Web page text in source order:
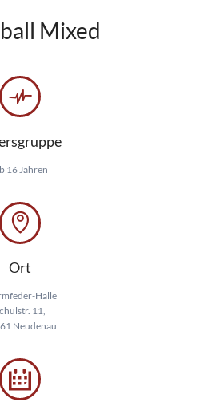
Mixed
16 Jahren
Ort
Halle
11,
Neudenau